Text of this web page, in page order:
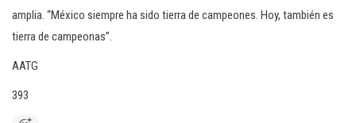
amplia. “México siempre ha sido tierra de campeones. Hoy, también es
tierra de campeonas”.
AATG
393